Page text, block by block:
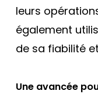
leurs
également
de sa fiabilité
Une avancée